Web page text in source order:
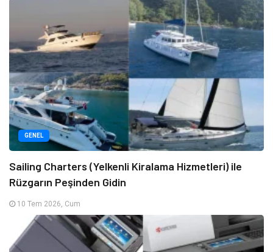
GENEL
Sailing Charters (Yelkenli Kiralama Hizmetleri) ile
Rüzgarın Peşinden Gidin
10 Tem 2026, Cum